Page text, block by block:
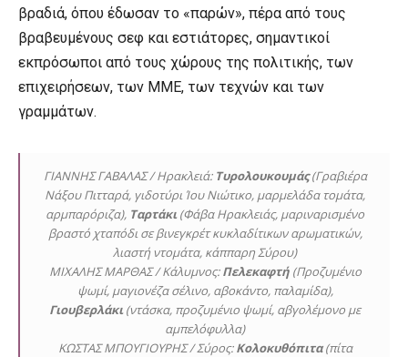
βραδιά, όπου έδωσαν το «παρών», πέρα από τους
βραβευμένους σεφ και εστιάτορες, σημαντικοί
εκπρόσωποι από τους χώρους της πολιτικής, των
επιχειρήσεων, των ΜΜΕ, των τεχνών και των
γραμμάτων.
ΓΙΑΝΝΗΣ ΓΑΒΑΛΑΣ / Ηρακλειά: Τυρολουκουμάς(Γραβιέρα
Νάξου Πιτταρά, γιδοτύρι Ίου Νιώτικο, μαρμελάδα τομάτα,
αρμπαρόριζα), Ταρτάκι(Φάβα Ηρακλειάς, μαριναρισμένο
βραστό χταπόδι σε βινεγκρέτ κυκλαδίτικων αρωματικών,
λιαστή ντομάτα, κάππαρη Σύρου)
ΜΙΧΑΛΗΣ ΜΑΡΘΑΣ / Κάλυμνος:Πελεκαφτή(Προζυμένιο
ψωμί, μαγιονέζα σέλινο, αβοκάντο, παλαμίδα),
Γιουβερλάκι(ντάσκα, προζυμένιο ψωμί, αβγολέμονο με
αμπελόφυλλα)
ΚΩΣΤΑΣ ΜΠΟΥΓΙΟΥΡΗΣ / Σύρος:Κολοκυθόπιτα(πίτα